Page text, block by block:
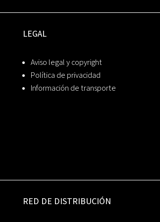
LEGAL
Aviso legal y copyright
Política de privacidad
Información de transporte
RED DE DISTRIBUCIÓN